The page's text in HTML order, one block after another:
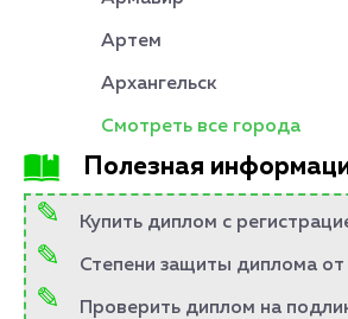
Артем
Архангельск
Смотреть все города
Полезная
Купить диплом с
Степени защиты диплома
Проверить диплом на